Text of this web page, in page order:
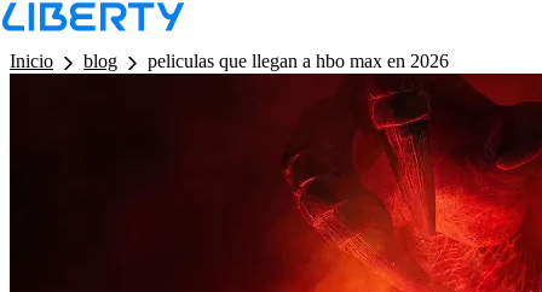
LB - Barra de Navegacion
Inicio
blog peliculas que llegan a hbo max en 2026